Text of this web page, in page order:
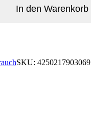
In den Warenkorb
SKU: 4250217903069